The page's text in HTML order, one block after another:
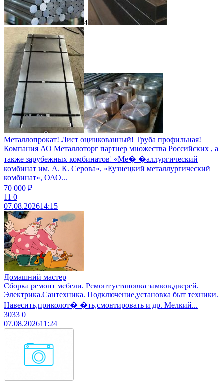
4
Металлопрокат! Лист оцинкованный! Труба профильная!
Компания АО Металлоторг партнер множества Российских , а
также зарубежных комбинатов! «Ме� �аллургический
комбинат им. А. К. Серова», «Кузнецкий металлургический
комбинат», ОАО...
70 000 ₽
11 0
07.08.202614:15
Домашний мастер
Сборка ремонт мебели. Ремонт,установка замков,дверей.
Электрика.Сантехника. Подключение,установка быт техники.
Навесить,приколот� �ть,смонтировать и др. Мелкий...
3033 0
07.08.202611:24